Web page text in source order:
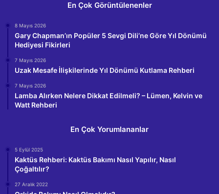
En Çok Görüntülenenler
8 Mayıs 2026
Gary Chapman’ın Popüler 5 Sevgi Dili’ne Göre Yıl Dönümü
Hediyesi Fikirleri
7 Mayıs 2026
Uzak Mesafe İlişkilerinde Yıl Dönümü Kutlama Rehberi
7 Mayıs 2026
Lamba Alırken Nelere Dikkat Edilmeli? – Lümen, Kelvin ve
Watt Rehberi
En Çok Yorumlananlar
5 Eylül 2025
Kaktüs Rehberi: Kaktüs Bakımı Nasıl Yapılır, Nasıl
Çoğaltılır?
27 Aralık 2022